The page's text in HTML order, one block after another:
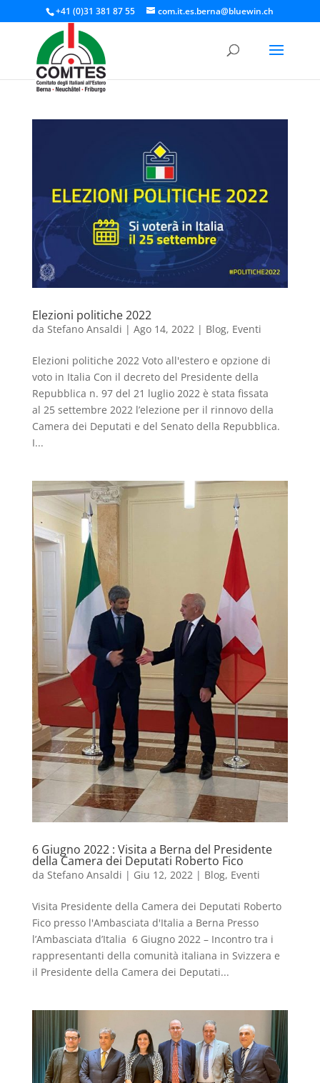
+41 (0)31 381 87 55 com.it.es.berna@bluewin.ch
Elezioni politiche 2022
da Stefano Ansaldi | Ago 14, 2022| Blog, Eventi
Elezioni politiche 2022 Voto all'estero e opzione di
voto in Italia Con il decreto del Presidente della
Repubblica n. 97 del 21 luglio 2022 è stata fissata
al 25 settembre 2022 l’elezione per il rinnovo della
Camera dei Deputati e del Senato della Repubblica.
I...
6 Giugno 2022 : Visita a Berna del Presidente
della Camera dei Deputati Roberto Fico
da Stefano Ansaldi | Giu 12, 2022 | Blog, Eventi
Visita Presidente della Camera dei Deputati Roberto
Fico presso l'Ambasciata d'Italia a Berna Presso
l’Ambasciata d’Italia 6 Giugno 2022 – Incontro tra i
rappresentanti della comunità italiana in Svizzera e
il Presidente della Camera dei Deputati...